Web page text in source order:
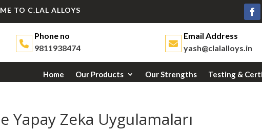
TO C.LAL ALLOYS
Phone no
9811938474
Email Address
yash@clalalloys.in
Home Our Products Our Strengths Testing &
Yapay Zeka Uygulamaları